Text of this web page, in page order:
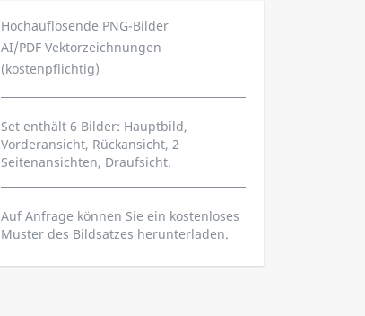
Hochauflösende PNG-Bilder
AI/PDF Vektorzeichnungen
(kostenpflichtig)
Set enthält 6 Bilder: Hauptbild,
Vorderansicht, Rückansicht, 2
Seitenansichten, Draufsicht.
Auf Anfrage können Sie ein kostenloses
Muster des Bildsatzes herunterladen.